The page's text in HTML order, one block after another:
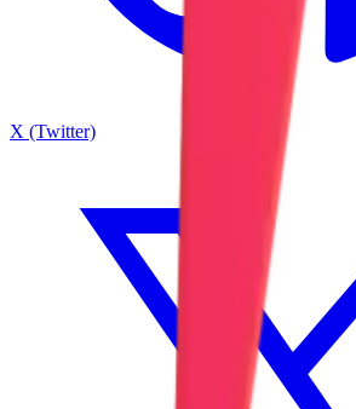
X (Twitter)